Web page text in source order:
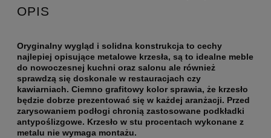
OPIS
Oryginalny wygląd i solidna konstrukcja to cechy
najlepiej opisujące metalowe krzesła, są to idealne meble
do nowoczesnej kuchni oraz salonu ale również
sprawdzą się doskonale w restauracjach czy
kawiarniach. Ciemno grafitowy kolor sprawia, że krzesło
będzie dobrze prezentować się w każdej aranżacji. Przed
zarysowaniem podłogi chronią zastosowane podkładki
antypoślizgowe. Krzesło w stu procentach wykonane z
metalu nie wymaga montażu.